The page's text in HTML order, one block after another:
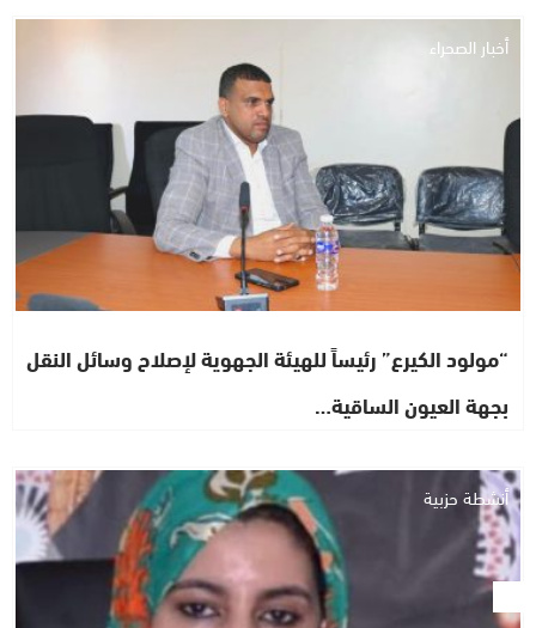
أخبار الصحراء
“مولود الكيرع” رئيساً للهيئة الجهوية لإصلاح وسائل النقل
بجهة العيون الساقية…
أنشطة حزبية